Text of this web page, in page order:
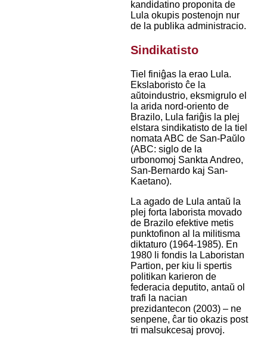
kandidatino proponita de
Lula okupis postenojn nur
de la publika administracio.
Sindikatisto
Tiel finiĝas la erao Lula.
Ekslaboristo ĉe la
aŭtoindustrio, eksmigrulo el
la arida nord-oriento de
Brazilo, Lula fariĝis la plej
elstara sindikatisto de la tiel
nomata ABC de San-Paŭlo
(ABC: siglo de la
urbonomoj Sankta Andreo,
San-Bernardo kaj San-
Kaetano).
La agado de Lula antaŭ la
plej forta laborista movado
de Brazilo efektive metis
punktofinon al la militisma
diktaturo (1964-1985). En
1980 li fondis la Laboristan
Partion, per kiu li spertis
politikan karieron de
federacia deputito, antaŭ ol
trafi la nacian
prezidantecon (2003) – ne
senpene, ĉar tio okazis post
tri malsukcesaj provoj.